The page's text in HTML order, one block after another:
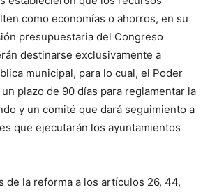
como economías o ahorros, en su
presupuestaria del Congreso
destinarse exclusivamente a
municipal, para lo cual, el Poder
plazo de 90 días para reglamentar la
y un comité que dará seguimiento a
que ejecutarán los ayuntamientos
de la reforma a los artículos 26, 44,